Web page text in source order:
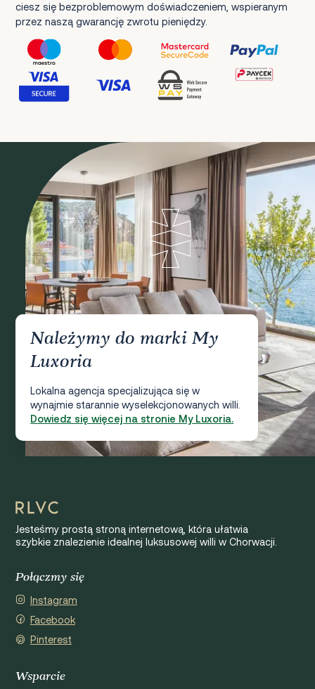
ciesz się bezproblemowym doświadczeniem, wspieranym
przez naszą gwarancję zwrotu pieniędzy.
Należymy do marki My
Luxoria
Lokalna agencja specjalizująca się w
wynajmie starannie wyselekcjonowanych willi.
Dowiedz się więcej na stronie My Luxoria.
Jesteśmy prostą stroną internetową, która ułatwia
szybkie znalezienie idealnej luksusowej willi w Chorwacji.
Połączmy się
Instagram
Facebook
Pinterest
Wsparcie